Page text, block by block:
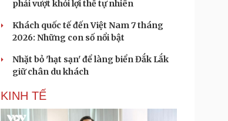
phải vượt khỏi lợi thế tự nhiên
Khách quốc tế đến Việt Nam 7 tháng
2026: Những con số nổi bật
Nhặt bỏ 'hạt sạn' để làng biển Đắk Lắk
giữ chân du khách
KINH TẾ